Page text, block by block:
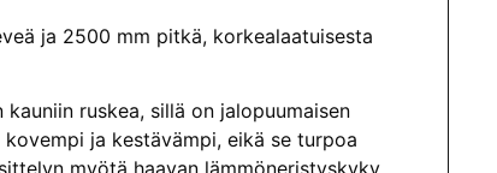
ja 2500 mm pitkä, korkealaatuisesta
ruskea, sillä on jalopuumaisen
ja kestävämpi, eikä se turpoa
myötä haavan lämmöneristyskyky